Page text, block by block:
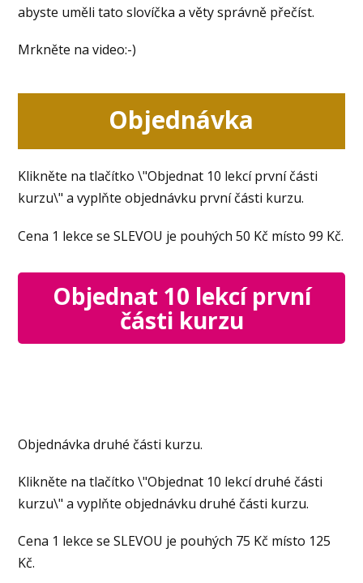
abyste uměli tato slovíčka a věty správně přečíst.
Mrkněte na video:-)
Objednávka
Klikněte na tlačítko \"Objednat 10 lekcí první části
kurzu\" a vyplňte objednávku první části kurzu.
Cena 1 lekce se SLEVOU je pouhých 50 Kč místo99 Kč.
Objednat 10 lekcí první
části kurzu
Objednávka druhé části kurzu.
Klikněte na tlačítko \"Objednat 10 lekcí druhé části
kurzu\" a vyplňte objednávku druhé části kurzu.
Cena 1 lekce se SLEVOU je pouhých 75 Kč místo 125
Kč.